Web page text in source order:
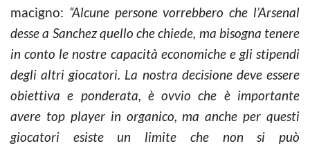
macigno: “Alcune persone vorrebbero che l’Arsenal
desse a Sanchez quello che chiede, ma bisogna tenere
in conto le nostre capacità economiche e gli stipendi
degli altri giocatori. La nostra decisione deve essere
obiettiva e ponderata, è ovvio che è importante
avere top player in organico, ma anche per questi
giocatori esiste un limite che non si può